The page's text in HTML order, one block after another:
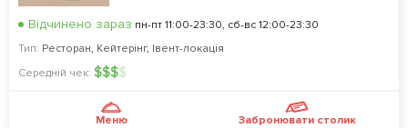
Відчинено зараз пн-пт 11:00-23:30, сб-вс 12:00-23:30
Тип: Ресторан, Кейтерінг, Івент-локація
Середній чек: $$$$
Меню Забронювати столик